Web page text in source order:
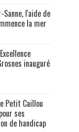
l'aide de
la mer
inauguré
Petit Caillou
ses
de handicap